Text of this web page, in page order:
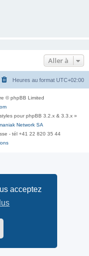
acceptez
Aller à
Heures au format UTC+02:00
© phpBB Limited
pour phpBB 3.2.x & 3.3.x »
Network SA
- tél +41 22 820 35 44